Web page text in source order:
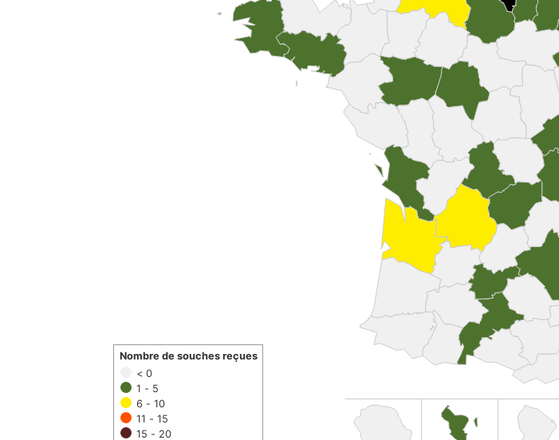
< 0
1 - 5
6 - 10
11 - 15
15 - 20
Nombre de souches reçues